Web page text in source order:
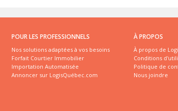
POUR LES PROFESSIONNELS
Nos solutions adaptées à vos besoins
Forfait Courtier Immobilier
Importation Automatisée
Annoncer sur LogisQuébec.com
À PROPOS
À propos de
Conditions
Politique de
Nous joindre